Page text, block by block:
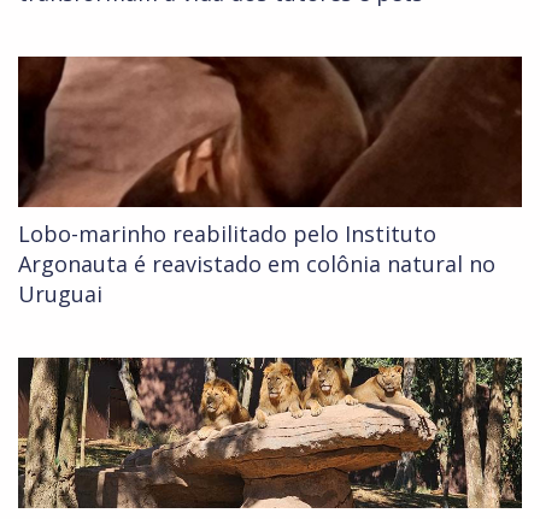
Lobo-marinho reabilitado pelo Instituto
Argonauta é reavistado em colônia natural no
Uruguai